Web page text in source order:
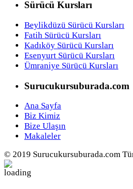
Sürücü Kursları
Beylikdüzü Sürücü Kursları
Fatih Sürücü Kursları
Kadıköy Sürücü Kursları
Esenyurt Sürücü Kursları
Ümraniye Sürücü Kursları
Surucukursuburada.com
Ana Sayfa
Biz Kimiz
Bize Ulaşın
Makaleler
© 2019 Surucukursuburada.com